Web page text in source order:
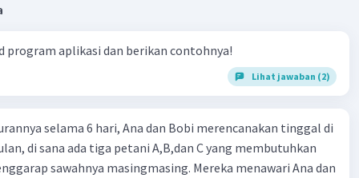
program aplikasi dan berikan contohnya!
Lihat jawaban (2)
selama 6 hari, Ana dan Bobi merencanakan tinggal di
di sana ada tiga petani A,B,dan C yang membutuhkan
sawahnya masingmasing. Mereka menawari Ana dan